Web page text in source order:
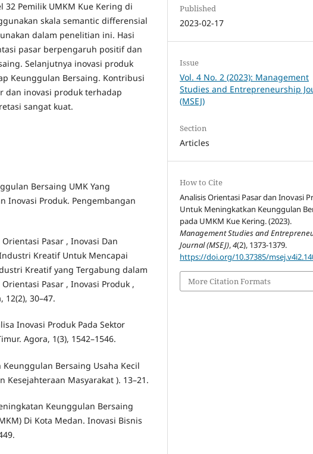
Pemilik UMKM Kue Kering di
skala semantic differensial
dalam penelitian ini. Hasi
pasar berpengaruh positif dan
Selanjutnya inovasi produk
Keunggulan Bersaing. Kontribusi
dan inovasi produk terhadap
sangat kuat.
Bersaing UMK Yang
Inovasi Produk. Pengembangan
Pasar , Inovasi Dan
Kreatif Untuk Mencapai
Kreatif yang Tergabung dalam
Pasar , Inovasi Produk ,
12(2), 30–47.
Inovasi Produk Pada Sektor
Agora, 1(3), 1542–1546.
Keunggulan Bersaing Usaha Kecil
Masyarakat ). 13–21.
Keunggulan Bersaing
Di Kota Medan. Inovasi Bisnis
Published
2023-02-17
Issue
Vol. 4 No. 2 (2023): Management
Studies and Entrepreneurship
(MSEJ)
Section
Articles
How to Cite
Analisis Orientasi Pasar dan Inovasi
Untuk Meningkatkan Keunggulan
pada UMKM Kue Kering. (2023).
Management Studies and
Journal (MSEJ),4(2), 1373-1379.
https://doi.org/10.37385/
More Citation Formats